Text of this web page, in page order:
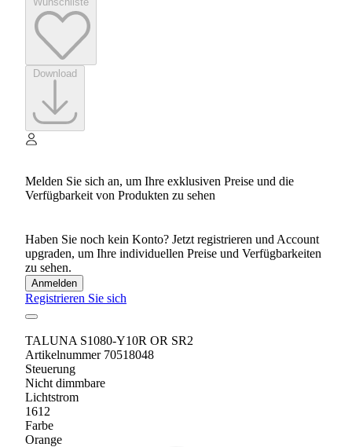
Melden Sie sich an, um Ihre exklusiven Preise und die
Verfügbarkeit von Produkten zu sehen
Haben Sie noch kein Konto? Jetzt registrieren und Account
upgraden, um Ihre individuellen Preise und Verfügbarkeiten
zu sehen.
Anmelden
Registrieren Sie sich
TALUNA S1080-Y10R OR SR2
Artikelnummer 70518048
Steuerung
Nicht dimmbare
Lichtstrom
1612
Farbe
Orange